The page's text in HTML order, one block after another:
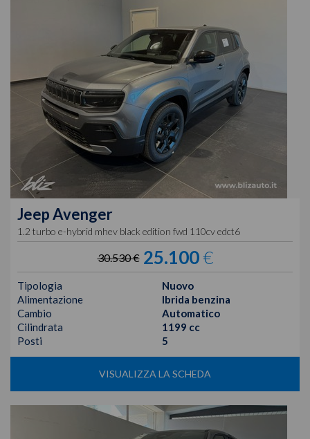
JeepAvenger
1.2 turbo e-hybrid mhev black edition fwd 110cv edct6
30.530 € 25.100€
Tipologia
Nuovo
Alimentazione
Ibrida benzina
Cambio
Automatico
Cilindrata
1199 cc
Posti
5
VISUALIZZA LA SCHEDA